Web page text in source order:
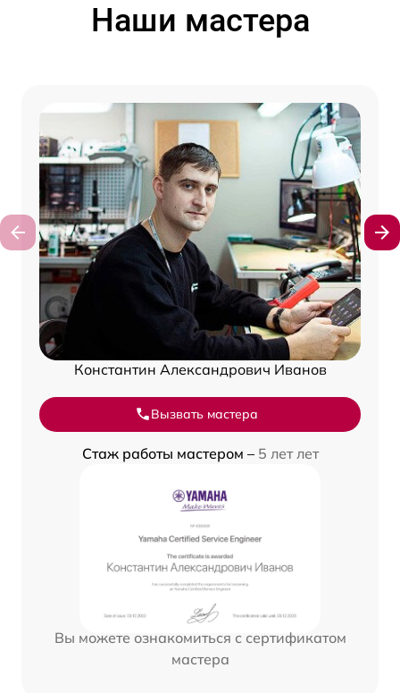
Наши мастера
Константин Александрович Иванов
Вызвать мастера
Стаж работы мастером – 5 лет лет
Вы можете ознакомиться с сертификатом
мастера